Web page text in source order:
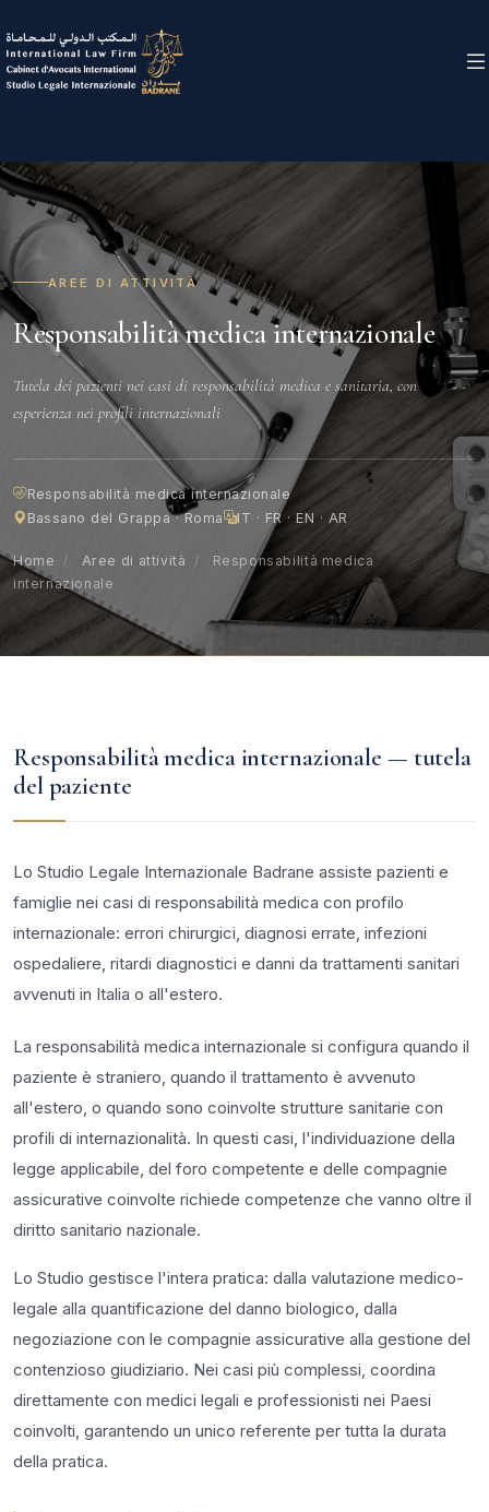
AREE DI ATTIVITÀ
Responsabilità medica internazionale
Tutela dei pazienti nei casi di responsabilità medica e sanitaria, con
esperienza nei profili internazionali
Responsabilità medica internazionale
Bassano del Grappa · Roma
IT · FR · EN · AR
Home / Aree di attività /
Responsabilità medica
internazionale
Responsabilità medica internazionale — tutela
del paziente
Lo Studio Legale Internazionale Badrane assiste pazienti e
famiglie nei casi di responsabilità medica con profilo
internazionale: errori chirurgici, diagnosi errate, infezioni
ospedaliere, ritardi diagnostici e danni da trattamenti sanitari
avvenuti in Italia o all'estero.
La responsabilità medica internazionale si configura quando il
paziente è straniero, quando il trattamento è avvenuto
all'estero, o quando sono coinvolte strutture sanitarie con
profili di internazionalità. In questi casi, l'individuazione della
legge applicabile, del foro competente e delle compagnie
assicurative coinvolte richiede competenze che vanno oltre il
diritto sanitario nazionale.
Lo Studio gestisce l'intera pratica: dalla valutazione medico-
legale alla quantificazione del danno biologico, dalla
negoziazione con le compagnie assicurative alla gestione del
contenzioso giudiziario. Nei casi più complessi, coordina
direttamente con medici legali e professionisti nei Paesi
coinvolti, garantendo un unico referente per tutta la durata
della pratica.